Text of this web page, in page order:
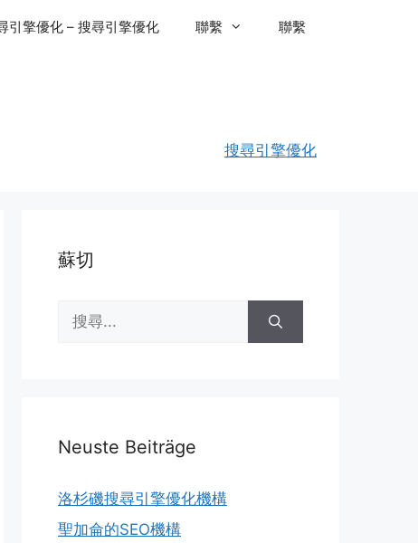
引擎優化 – 搜尋引擎優化 聯繫 聯繫
搜尋引擎優化
蘇切
尋:
Neuste Beiträge
洛杉磯搜尋引擎優化機構
聖加侖的SEO機構